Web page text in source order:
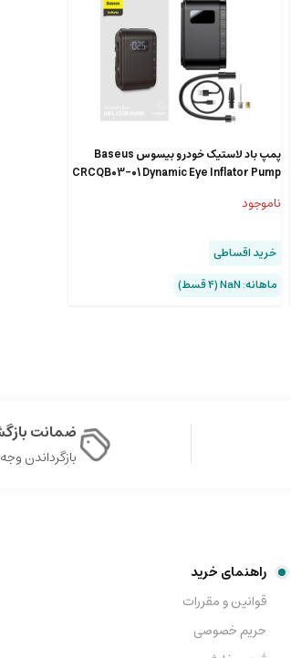
پمپ باد لاستیک خودرو بیسوس Baseus
CRCQB03-01 Dynamic Eye Inflator Pump
ناموجود
خرید اقساطی
ماهانه: NaN (۴ قسط)
ضمانت
بازگرداندن وجه در
راهنمای خرید
قوانین و مقررات
حریم خصوصی